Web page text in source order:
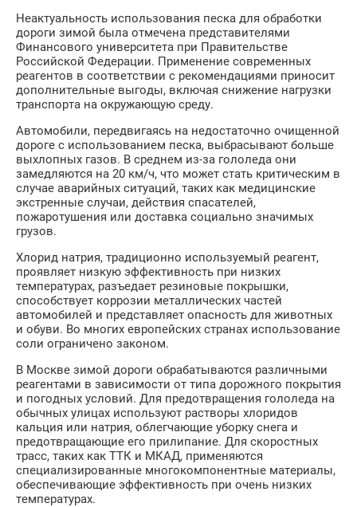
Неактуальность использования песка для обработки
дороги зимой была отмечена представителями
Финансового университета при Правительстве
Российской Федерации. Применение современных
реагентов в соответствии с рекомендациями приносит
дополнительные выгоды, включая снижение нагрузки
транспорта на окружающую среду.
Автомобили, передвигаясь на недостаточно очищенной
дороге с использованием песка, выбрасывают больше
выхлопных газов. В среднем из-за гололеда они
замедляются на 20 км/ч, что может стать критическим в
случае аварийных ситуаций, таких как медицинские
экстренные случаи, действия спасателей,
пожаротушения или доставка социально значимых
грузов.
Хлорид натрия, традиционно используемый реагент,
проявляет низкую эффективность при низких
температурах, разъедает резиновые покрышки,
способствует коррозии металлических частей
автомобилей и представляет опасность для животных
и обуви. Во многих европейских странах использование
соли ограничено законом.
В Москве зимой дороги обрабатываются различными
реагентами в зависимости от типа дорожного покрытия
и погодных условий. Для предотвращения гололеда на
обычных улицах используют растворы хлоридов
кальция или натрия, облегчающие уборку снега и
предотвращающие его прилипание. Для скоростных
трасс, таких как ТТК и МКАД, применяются
специализированные многокомпонентные материалы,
обеспечивающие эффективность при очень низких
температурах.